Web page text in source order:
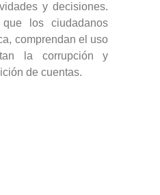
y decisiones.
los ciudadanos
comprendan el uso
la corrupción y
de cuentas.